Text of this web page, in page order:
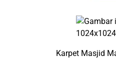
Karpet Masjid